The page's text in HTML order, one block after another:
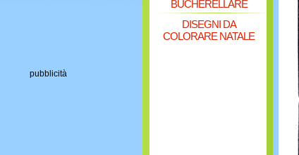
pubblicità
BUCHERELLARE
DISEGNI DA
COLORARE NATALE